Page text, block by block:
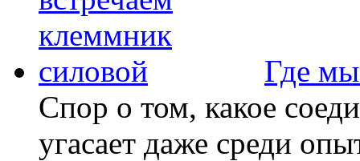
Где
Спор о том, какое
угасает даже среди